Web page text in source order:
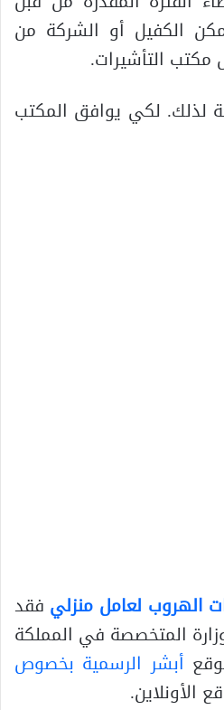
الكفيل أو الشركة من
مكتب التأشيرات.
لذلك. لكي يوافق المكتب
الهروب لعامل منزلي فقد
المتخصصة في المملكة
أبشر الرسمية بخصوص
الأونلاين.